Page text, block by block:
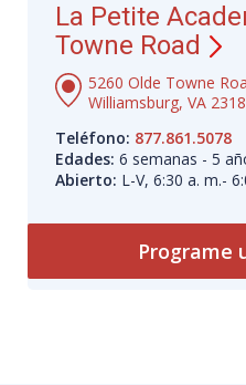
La Petite
Towne Road
5260 Olde Towne
Williamsburg, VA
Teléfono: 877.861.5078
Edades: 6 semanas - 5
Abierto: L-V, 6:30 a. m.-
Programe